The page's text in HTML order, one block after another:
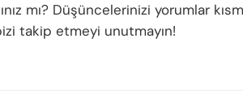
mı? Düşüncelerinizi yorumlar
takip etmeyi unutmayın!